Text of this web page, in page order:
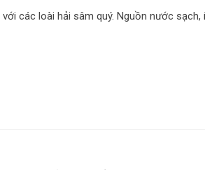
các loài hải sâm quý. Nguồn nước